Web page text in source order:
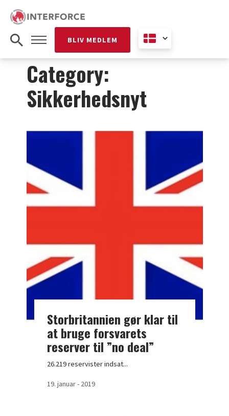
BLIV MEDLEM
Category:
Sikkerhedsnyt
Storbritannien gør klar til
at bruge forsvarets
reserver til ”no deal”
26.219 reservister indsat...
19. januar - 2019